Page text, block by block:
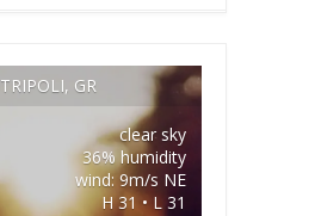
TRIPOLI, GR
clear sky
36% humidity
wind: 9m/s NE
H 31 • L 31